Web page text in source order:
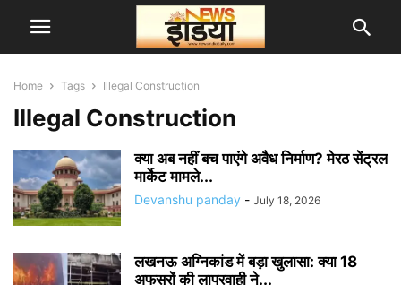
Home Tags Illegal Construction
Illegal Construction
क्या अब नहीं बच पाएंगे अवैध निर्माण? मेरठ सेंट्रल
मार्केट मामले...
Devanshu panday - July 18, 2026
लखनऊ अग्निकांड में बड़ा खुलासा: क्या 18
अफसरों की लापरवाही ने...